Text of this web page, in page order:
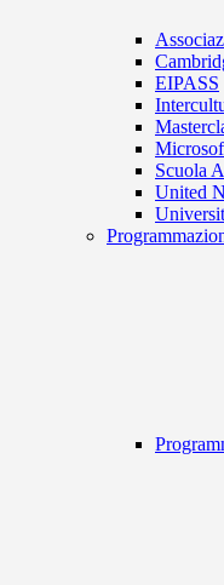
EIPASS
Scuola
United